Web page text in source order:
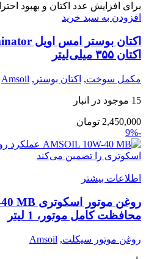
افزودن به سبد خرید
اکتان ۳۵۵ میلی‌لیتر
مکمل سوخت, اکتان بوستر ,
Amsoil
15 موجود در انبار
2,450,000 تومان
-9%
اطلاعات بیشتر
محافظت کامل موتور، 1 لیتر
روغن موتور سیکلت,
Amsoil